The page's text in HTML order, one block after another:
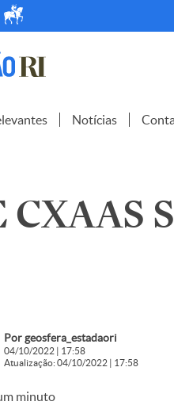
Notícias
Por geosfera_estadaori
04/10/2022 | 17:58
Atualização: 04/10/2022 | 17:58
minuto